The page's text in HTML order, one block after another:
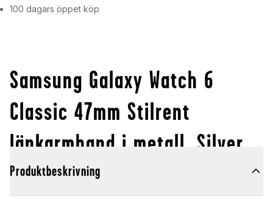
100 dagars öppet köp
Samsung Galaxy Watch 6
Classic 47mm Stilrent
länkarmband i metall, Silver
Produktbeskrivning